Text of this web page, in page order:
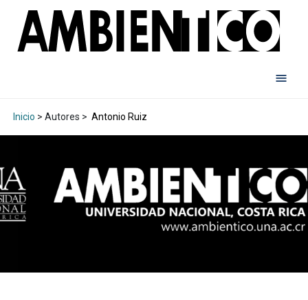
Inicio > Autores > Antonio Ruiz